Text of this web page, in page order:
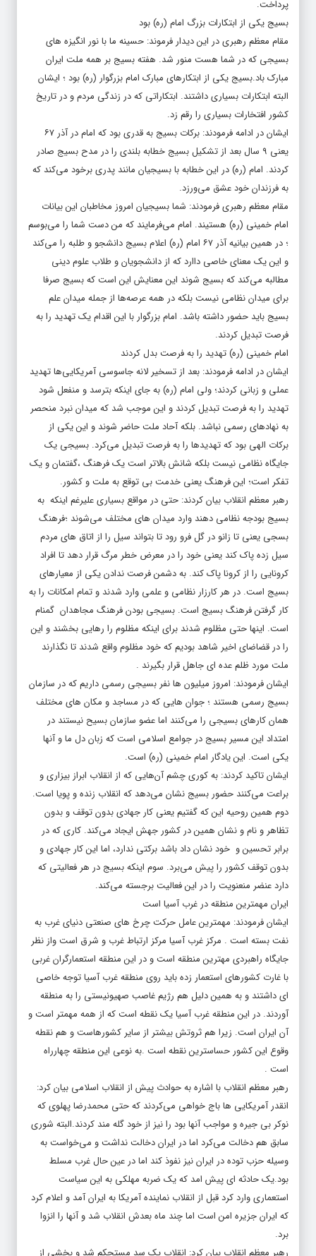
پرداخت.
بسیج یکی از ابتکارات بزرگ امام (ره) بود
مقام معظم رهبری در این دیدار فرموند: حسینه ما با نور انگیزه های
بسیجی که در شما هست منور شد. هفته بسیج بر همه ملت ایران
مبارک باد.بسیج یکی از ابتکارهای مبارک امام بزرگوار (ره) بود ؛ ایشان
البته ابتکارات بسیاری داشتند. ابتکاراتی که در زندگی مردم و در تاریخ
کشور افتخارات بسیاری را رقم زد.
ایشان در ادامه فرمودند: برکات بسیج به قدری بود که امام در آذر ۶۷
یعنی ۹ سال بعد از تشکیل بسیج خطابه بلندی را در مدح بسیج صادر
کردند. امام (ره) در این خطابه با بسیجیان مانند پدری برخود می‌کند که
به فرزندان خود عشق می‌ورزد.
مقام معظم رهبری فرمودند: شما بسیجیان امروز مخاطبان این بیانات
امام خمینی (ره) هستیند. امام می‌فرمایند که من دست شما را می‌بوسم
‎؛ در همین بیانیه آذر ۶۷ امام (ره) اعلام بسیج دانشجو و طلبه را می‌کند
و این یک معنای خاصی داارد که از دانشجویان و طلاب علوم دینی
مطالبه می‌کند که بسیج شوند این معنایش این است که بسیج صرفا
برای میدان نظامی نیست بلکه در همه عرصه‌ها از جمله میدان علم
بسیج باید حضور داشته باشد. امام بزرگوار با این اقدام یک تهدید را به
فرصت تبدیل کردند.
امام خمینی (ره) تهدید را به فرصت بدل کردند
ایشان در ادامه فرمودند: بعد از تسخیر لانه جاسوسی آمریکایی‌ها تهدید
عملی و زبانی کردند‎؛ ولی امام (ره) به جای اینکه بترسد و منفعل شود
تهدید را به فرصت تبدیل کردند و این موجب شد که میدان نبرد منحصر
به نهاد‌های رسمی نباشد. بلکه آحاد ملت حاضر شوند و این یکی از
برکات الهی بود که تهدید‌ها را به فرصت تبدیل می‌کرد. بسیجی یک
جایگاه نظامی نیست بلکه شانش بالاتر است یک فرهنگ ‏،گفتمان و یک
تفکر است؛ این فرهنگ یعنی خدمت بی توقع به ملت و کشور.
رهبر معظم انقلاب بیان کردند: حتی در مواقع بسیاری علیرغم اینکه به
بسیج بودجه نظامی دهند وارد میدان های مختلف می‌شوند ؛فرهنگ
بسجی یعنی تا زانو در گل فرو رود تا بتواند سیل را از اتاق های مردم
سیل زده پاک کند یعنی خود را در معرض خطر مرگ قرار دهد تا افراد
کرونایی را از کرونا پاک کند. به دشمن فرصت ندادن یکی از معیارهای
بسیج است. در هر کارزار نظامی و علمی وارد شدند و تمام امکانات را به
کار گرفتن فرهنگ بسیج است. بسیجی بودن فرهنگ مجاهدان گمنام
است. اینها حتی مظلوم شدند برای اینکه مظلوم را رهایی بخشند و این
را در قضاضای اخیر شاهد بودیم که خود مظلوم واقع شدند تا نگذارند
ملت مورد ظلم عده ای جاهل قرار بگیرند .
ایشان فرمودند: امروز میلیون ها نفر بسیجی رسمی داریم که در سازمان
بسیج رسمی هستند ؛ جوان هایی که در مساجد و مکان های مختلف
همان کارهای بسیجی را می‌کنند اما عضو سازمان بسیح نیستند در
امتداد این مسیر بسیج در جوامع اسلامی است که زبان دل ما و آنها
یکی است. این یادگار امام خمینی (ره) است.
ایشان تاکید کردند: به کوری چشم آن‌هایی که از انقلاب ابراز بیزاری و
براعت می‌کنند حضور بسیج نشان می‌دهد که انقلاب زنده و پویا است.
دوم همین روحیه این که گفتیم یعنی کار جهادی بدون توقف و بدون
تظاهر و نام و نشان همین در کشور جهش ایجاد می‌کند. کاری که در
برابر تحسین و خود نشان داد باشد برکتی ندارد، اما این کار جهادی و
بدون توقف کشور را پیش می‌برد. سوم اینکه بسیج در هر فعالیتی که
دارد عنضر منعنویت را در این فعالیت برجسته می‌کند.
ایران مهمترین منطقه در غرب آسیا است
ایشان فرمودند: مهمترین عامل حرکت چرخ های صنعتی دنیای غرب به
نفت بسته است . مرکز غرب آسیا مرکز ارتباط غرب و شرق است واز نظر
جایگاه راهبردی مهترین منطقه است و در این منطقه استعمارگران غربی
با غارت کشورهای استعمار زده باید روی منطقه غرب آسیا توجه خاصی
ای داشتند و به همین دلیل هم رژیم غاصب صهیونیستی را به منطقه
آوردند. در این منطقه غرب آسیا یک نقطه است که از همه مهمتر است و
آن ایران است. زیرا هم ثروتش بیشتر از سایر کشورهاست و هم نقطه
وقوع این کشور حساسترین نقطه است .به نوعی این منطقه چهارراه
است .
رهبر معظم انقلاب با اشاره به حوادث پیش از انقلاب اسلامی بیان کرد:
انقدر آمریکایی ها باج خواهی می‌کردند که حتی محمدرضا پهلوی که
نوکر بی جیره و مواجب آنها بود را نیز از خود گله مند کردند.البته شوری
سابق هم دخالت می‌کرد اما در ایران دخالت نداشت و می‌خواست به
وسیله حزب توده در ایران نیز نفوذ کند اما در عین حال غرب مسلط
بود.یک حادثه ای پیش امد که یک ضربه مهلکی به این سیاست
استعماری وارد کرد قبل از انقلاب نماینده آمریکا به ایران آمد و اعلام کرد
که ایران جزیره امن است اما چند ماه بعدش انقلاب شد و آنها را انزوا
برد.
رهبر معظم انقلاب بیان کرد: انقلاب یک سد مستحکم شد و بخشی از